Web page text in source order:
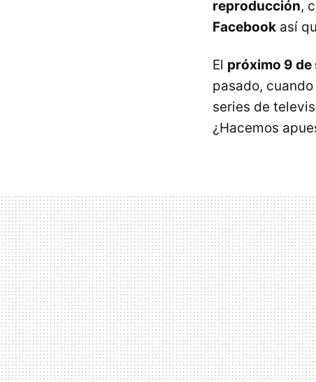
reproducción,
Facebook así
El próximo 9
pasado,
series de
¿Hacemos